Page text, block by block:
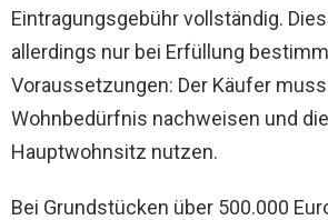
Eintragungsgebühr vollständig.
allerdings nur bei Erfüllung
Voraussetzungen: Der Käufer
Wohnbedürfnis nachweisen und
Hauptwohnsitz nutzen.
Bei Grundstücken über 500.000